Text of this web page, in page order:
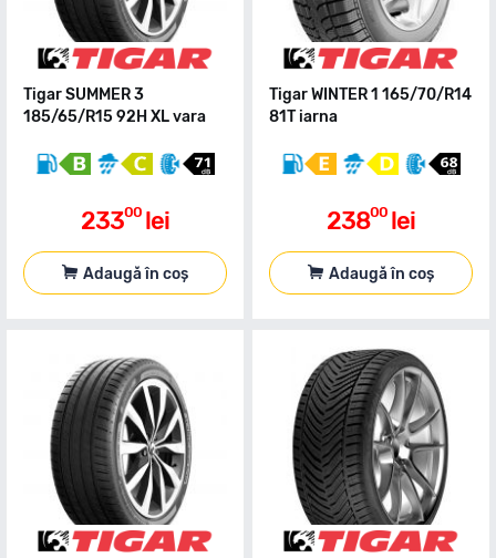
Tigar SUMMER 3
185/65/R15 92H XL vara
23300 lei
Adaugă în coș
Tigar WINTER 1 165/70/R14
81T iarna
23800 lei
Adaugă în coș